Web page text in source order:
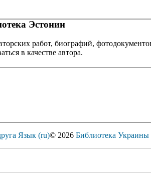
Эстонии
работ, биографий,
в качестве автора.
Язык (ru)© 2026 Библиотека Украины